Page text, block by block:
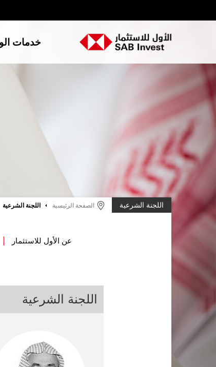
خدمات
اللجنة الشرعية الصفحة الرئيسية اللجنة الشرعية
عن الأول للاستثمار
اللجنة الشرعية